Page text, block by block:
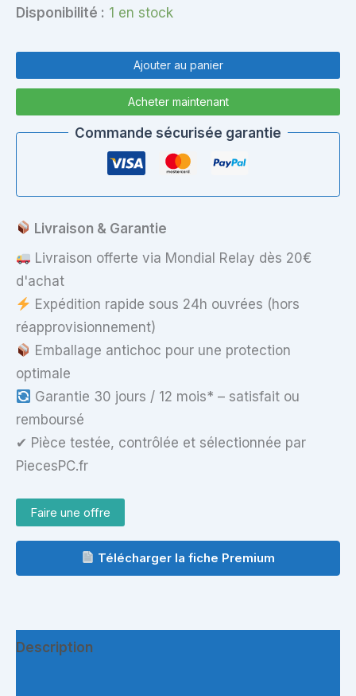
Disponibilité : 1 en stock
Lecteur
DVD
Slim
+
Graveur
DVD-
RW
Ajouter au panier
Acheter maintenant
Commande sécurisée garantie
Livraison & Garantie
Livraison offerte via Mondial Relay dès 20€
d'achat
Expédition rapide sous 24h ouvrées (hors
réapprovisionnement)
Emballage antichoc pour une protection
optimale
Garantie 30 jours / 12 mois* – satisfait ou
remboursé
✔ Pièce testée, contrôlée et sélectionnée par
PiecesPC.fr
Faire une offre
Télécharger la fiche Premium
Description